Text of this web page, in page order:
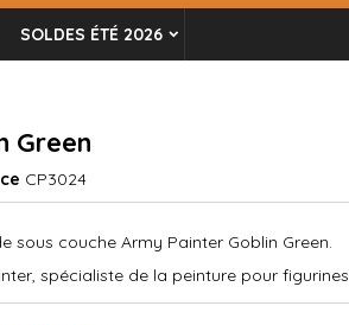
SOLDES ÉTÉ 2026
Green
CP3024
sous couche Army Painter Goblin Green.
spécialiste de la peinture pour figurines